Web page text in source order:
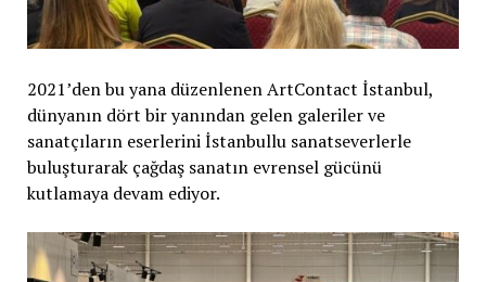
2021’den bu yana düzenlenen ArtContact İstanbul,
dünyanın dört bir yanından gelen galeriler ve
sanatçıların eserlerini İstanbullu sanatseverlerle
buluşturarak çağdaş sanatın evrensel gücünü
kutlamaya devam ediyor.